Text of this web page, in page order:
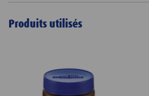
Produits utilisés